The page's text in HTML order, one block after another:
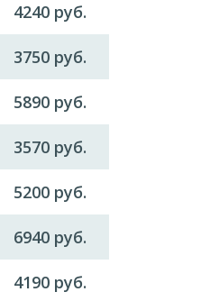
4240 руб.
3750 руб.
5890 руб.
3570 руб.
5200 руб.
6940 руб.
4190 руб.